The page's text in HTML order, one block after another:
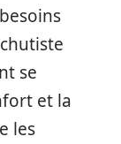
se
et la
les